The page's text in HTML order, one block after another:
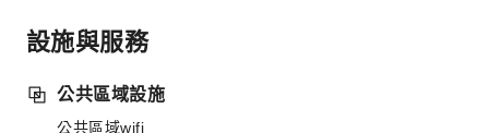
設施與服務
公共區域設施
公共區域wifi